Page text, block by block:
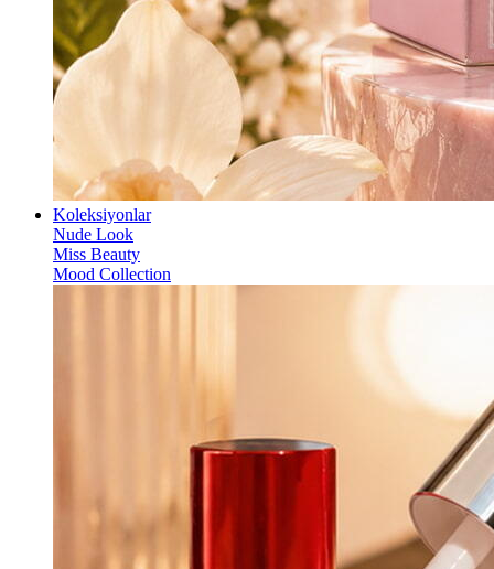
Koleksiyonlar
Nude Look
Miss Beauty
Mood Collection